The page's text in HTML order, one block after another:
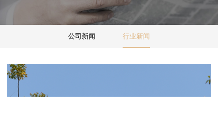
公司新闻 行业新闻